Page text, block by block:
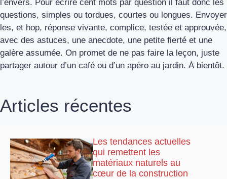
l’envers. Pour écrire cent mots par question il faut donc les
questions, simples ou tordues, courtes ou longues. Envoyer
les, et hop, réponse vivante, complice, testée et approuvée,
avec des astuces, une anecdote, une petite fierté et une
galère assumée. On promet de ne pas faire la leçon, juste
partager autour d’un café ou d’un apéro au jardin. À bientôt.
Articles récentes
Les tendances actuelles
qui remettent les
matériaux naturels au
cœur de la construction